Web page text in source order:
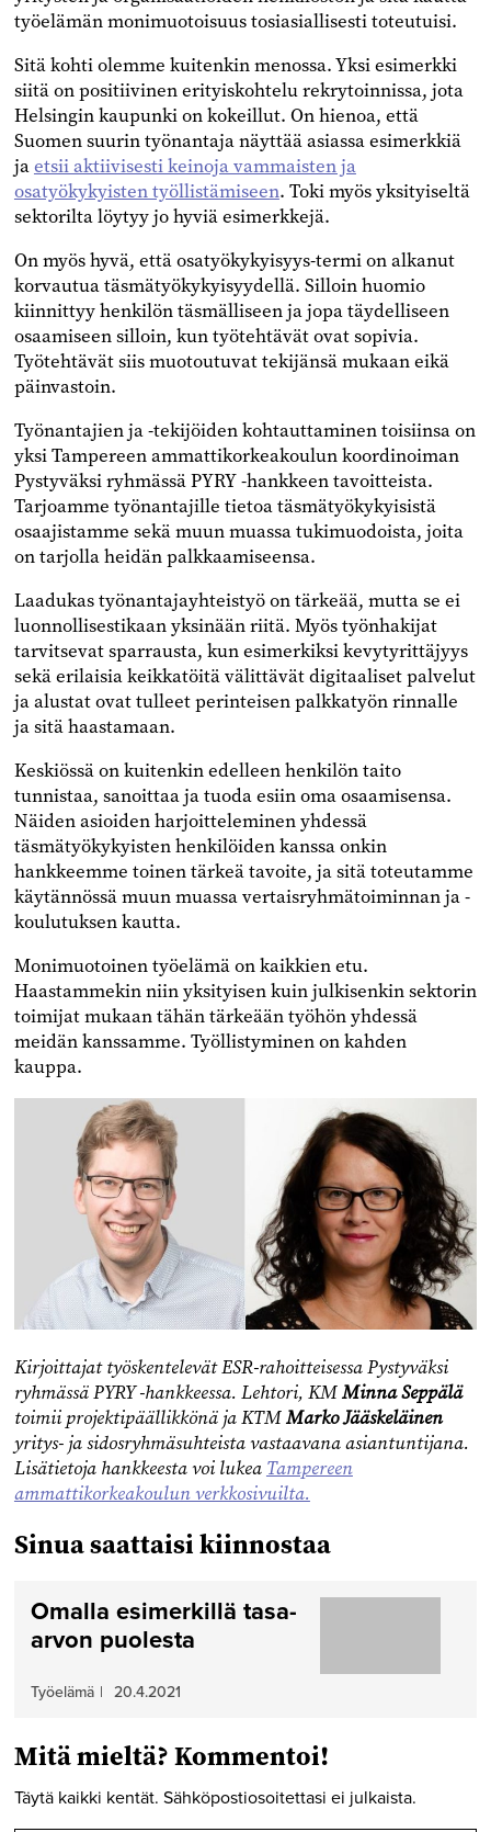
työelämän monimuotoisuus tosiasiallisesti toteutuisi.
Sitä kohti olemme kuitenkin menossa. Yksi esimerkki
siitä on positiivinen erityiskohtelu rekrytoinnissa, jota
Helsingin kaupunki on kokeillut. On hienoa, että
Suomen suurin työnantaja näyttää asiassa esimerkkiä
jaetsii aktiivisesti keinoja vammaisten ja
osatyökykyisten työllistämiseen. Toki myös yksityiseltä
sektorilta löytyy jo hyviä esimerkkejä.
On myös hyvä, että osatyökykyisyys-termi on alkanut
korvautua täsmätyökykyisyydellä. Silloin huomio
kiinnittyy henkilön täsmälliseen ja jopa täydelliseen
osaamiseen silloin, kun työtehtävät ovat sopivia.
Työtehtävät siis muotoutuvat tekijänsä mukaan eikä
päinvastoin.
Työnantajien ja -tekijöiden kohtauttaminen toisiinsa on
yksi Tampereen ammattikorkeakoulun koordinoiman
Pystyväksi ryhmässä PYRY -hankkeen tavoitteista.
Tarjoamme työnantajille tietoa täsmätyökykyisistä
osaajistamme sekä muun muassa tukimuodoista, joita
on tarjolla heidän palkkaamiseensa.
Laadukas työnantajayhteistyö on tärkeää, mutta se ei
luonnollisestikaan yksinään riitä. Myös työnhakijat
tarvitsevat sparrausta, kun esimerkiksi kevytyrittäjyys
sekä erilaisia keikkatöitä välittävät digitaaliset palvelut
ja alustat ovat tulleet perinteisen palkkatyön rinnalle
ja sitä haastamaan.
Keskiössä on kuitenkin edelleen henkilön taito
tunnistaa, sanoittaa ja tuoda esiin oma osaamisensa.
Näiden asioiden harjoitteleminen yhdessä
täsmätyökykyisten henkilöiden kanssa onkin
hankkeemme toinen tärkeä tavoite, ja sitä toteutamme
käytännössä muun muassa vertaisryhmätoiminnan ja -
koulutuksen kautta.
Monimuotoinen työelämä on kaikkien etu.
Haastammekin niin yksityisen kuin julkisenkin sektorin
toimijat mukaan tähän tärkeään työhön yhdessä
meidän kanssamme. Työllistyminen on kahden
kauppa.
Kirjoittajat työskentelevät ESR-rahoitteisessa Pystyväksi
ryhmässä PYRY -hankkeessa. Lehtori, KMMinna Seppälä
toimii projektipäällikkönä ja KTMMarko Jääskeläinen
yritys- ja sidosryhmäsuhteista vastaavana asiantuntijana.
Lisätietoja hankkeesta voi lukea Tampereen
ammattikorkeakoulun verkkosivuilta.
Sinua saattaisi kiinnostaa
Omalla esimerkillä tasa-
arvon puolesta
Työelämä | 20.4.2021
Mitä mieltä? Kommentoi!
Täytä kaikki kentät. Sähköpostiosoitettasi ei julkaista.